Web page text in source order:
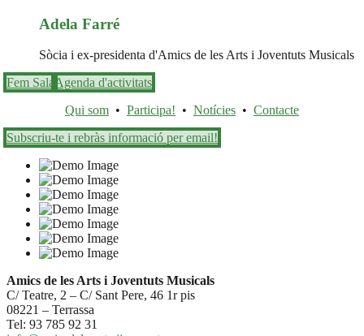
Adela Farré
Sòcia i ex-presidenta d'Amics de les Arts i Joventuts Musicals
Fem Sala Agenda d'activitats
Qui som • Participa! • Notícies • Contacte
Subscriu-te i rebràs informació per email!
Amics de les Arts i Joventuts Musicals
C/ Teatre, 2 – C/ Sant Pere, 46 1r pis
08221 – Terrassa
Tel: 93 785 92 31